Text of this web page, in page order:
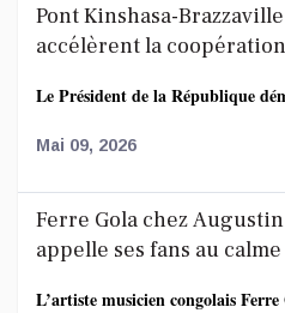
Pont Kinshasa-
accélèrent la
Le Président de la République
Mai 09, 2026
Ferre Gola chez
appelle ses fans au
L’artiste musicien congolais